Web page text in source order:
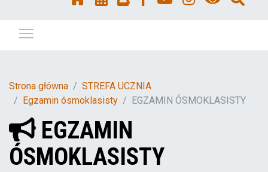
Strona główna
STREFA UCZNIA
Egzamin ósmoklasisty
EGZAMIN ÓSMOKLASISTY
EGZAMIN
ÓSMOKLASISTY